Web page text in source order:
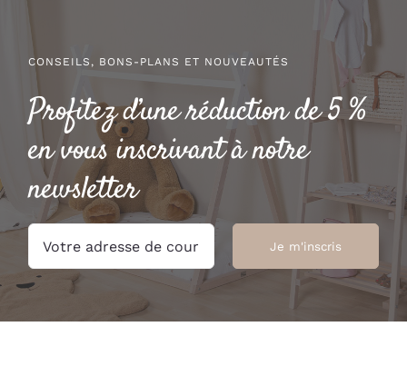
CONSEILS, BONS-PLANS ET NOUVEAUTÉS
Profitez d’une réduction de 5 %
en vous inscrivant à notre
newsletter